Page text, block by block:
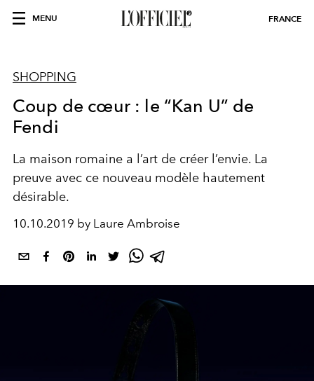
MENU FRANCE
SHOPPING
Coup de cœur : le “Kan U” de
Fendi
La maison romaine a l’art de créer l’envie. La
preuve avec ce nouveau modèle hautement
désirable.
10.10.2019 by Laure Ambroise